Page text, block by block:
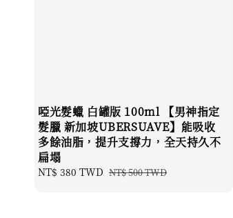
啞光髮蠟 白罐版 100ml 【男神指定
髮臘 新加坡UBERSUAVE】能吸收
多餘油脂，提升支撐力，全天持久不
扁塌
Sale
NT$ 380 TWD Regular
NT$ 500 TWD